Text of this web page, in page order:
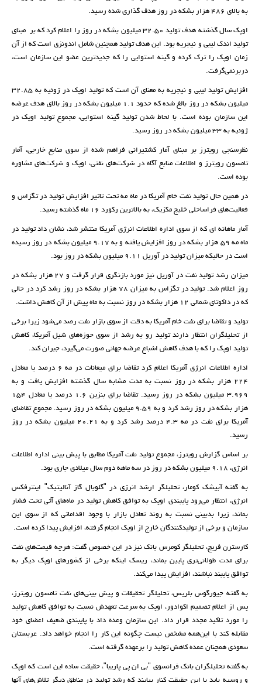
به بالای ۴۸۶ هزار بشکه در روز هدف گذاری شده رسید.
اوپک سال گذشته هدف تولید ۳۲.۵۰ میلیون بشکه در روز را اعلام کرد که بر مبنای
تولید اندک لیبی و نیجریه بود. این هدف تولید همچنین شامل اندونزی است که از آن
زمان اوپک را ترک کرده و گینه استوایی را که جدیدترین عضو این سازمان است،
دربرنمی‌گرفت.
افزایش تولید لیبی و نیجریه به معنای آن است که تولید اوپک در ژوئیه به ۳۲.۸۵
میلیون بشکه در روز بالغ شده که حدود ۱.۱ میلیون بشکه در روز بالای هدف عرضه
این سازمان بوده است. با لحاظ شدن تولید گینه استوایی، مجموع تولید اوپک در
ژوئیه به ۳۳ میلیون بشکه در روز رسید.
نظرسنجی رویترز بر مبنای آمار کشتیرانی فراهم شده از سوی منابع خارجی، آمار
تامسون رویترز و اطلاعات منابع آگاه در شرکت‌های نفتی، اوپک و شرکت‌های مشاوره
بوده است.
در همین حال تولید نفت خام آمریکا در ماه مه تحت تاثیر افزایش تولید در تگزاس و
فعالیت‌های فراساحلی خلیج مکزیک، به بالاترین رکورد ۱۶ ماه گذشته رسید.
آمار ماهانه‌ ای که از سوی اداره اطلاعات انرژی آمریکا منتشر شد، نشان داد تولید در
ماه مه ۵۹ هزار بشکه در روز افزایش یافته و به ۹.۱۷ میلیون بشکه در روز رسیده
است در حالیکه میزان تولید در آوریل ۹.۱۱ میلیون بشکه در روز بود.
میزان رشد تولید نفت در آوریل نیز مورد بازنگری قرار گرفت و ۲۷ هزار بشکه در
روز اعلام شد. تولید در تگزاس به میزان ۷۸ هزار بشکه در روز رشد کرد در حالی
که در داکوتای شمالی ۱۲ هزار بشکه در روز نسبت به ماه پیش از آن کاهش داشت.
تولید و تقاضا برای نفت خام آمریکا به دقت از سوی بازار نفت رصد می‌شود زیرا برخی
از تحلیلگران انتظار دارند تولید رو به رشد از سوی حوزه‌های شیل آمریکا، کاهش
تولید اوپک را که با هدف کاهش اشباع عرضه جهانی صورت می‌گیرد، جبران کند.
اداره اطلاعات انرژی آمریکا اعلام کرد تقاضا برای میعانات در مه ۶ درصد یا معادل
۲۲۴ هزار بشکه در روز نسبت به مدت مشابه سال گذشته افزایش یافت و به
۳.۹۶۹ میلیون بشکه در روز رسید. تقاضا برای بنزین ۱.۶ درصد یا معادل ۱۵۴
هزار بشکه در روز رشد کرد و به ۹.۵۹ میلیون بشکه در روز رسید. مجموع تقاضای
آمریکا برای نفت در مه ۴.۳ درصد رشد کرد و به ۲۰.۲۱ میلیون بشکه در روز
رسید.
بر اساس گزارش رویترز، مجموع تولید نفت آمریکا مطابق با پیش بینی اداره اطلاعات
انرژی، ۹.۱۸ میلیون بشکه در روز در سه ماهه دوم سال میلادی جاری بود.
به گفته آبیشک کومار، تحلیلگر ارشد انرژی در "گلوبال گاز آنالیتیک" اینترفکس
انرژی، انتظار می‌رود پایبندی اوپک به توافق کاهش تولید در ماه‌های آتی تحت فشار
بماند، زیرا بدبینی نسبت به روند تعادل بازار با وجود اقداماتی که از سوی این
سازمان و برخی از تولیدکنندگان خارج از اوپک انجام گرفته، افزایش پیدا کرده است.
کارسترن فریچ، تحلیلگر کومرس بانک نیز در این خصوص گفت: هرچه قیمت‌های نفت
برای مدت طولانی‌تری پایین بماند، ریسک اینکه برخی از کشورهای اوپک دیگر به
توافق پایبند نباشند، افزایش پیدا می‌کند.
به گفته جیورگوس بلریس، تحلیلگر تحقیقات و پیش بینی‌های نفت تامسون رویترز،
پس از اعلام تصمیم اکوادور، اوپک به سرعت تعهدش نسبت به توافق کاهش تولید
را مورد تاکید مجدد قرار داد. این سازمان وعده داد با پایبندی ضعیف اعضای خود
مقابله کند با این‌همه مشخص نیست چگونه این کار را انجام خواهد داد. عربستان
سعودی همچنان عمده کاهش تولید را برعهده گرفته است.
به گفته تحلیلگران بانک فرانسوی "بی ان پی پاریبا"، حقیقت ساده این است که اوپک
و روسیه باید با این حقیقت کنار بیایند که رشد تولید در مناطق دیگر تلاش‌های آنها